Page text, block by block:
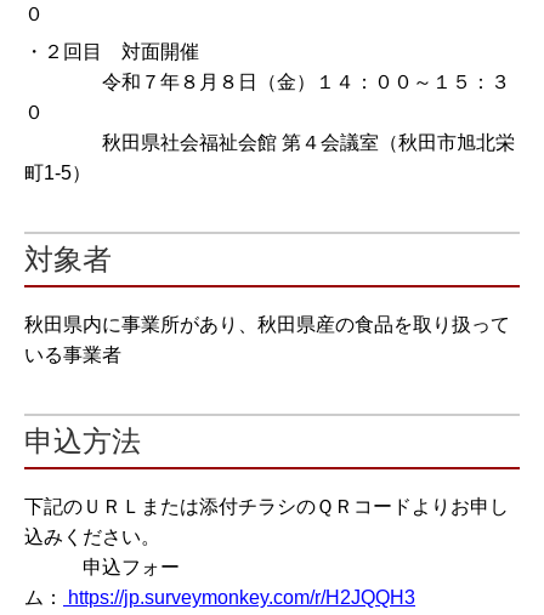
０
・２回目 対面開催
令和７年８月８日（金）１４：００～１５：３
０
秋田県社会福祉会館 第４会議室（秋田市旭北栄
町1-5）
対象者
秋田県内に事業所があり、秋田県産の食品を取り扱って
いる事業者
申込方法
下記のＵＲＬまたは添付チラシのＱＲコードよりお申し
込みください。
申込フォー
ム：
https://jp.surveymonkey.com/r/H2JQQH3